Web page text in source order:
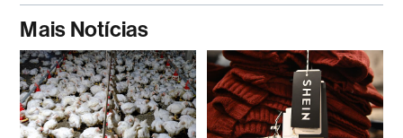
Mais Notícias